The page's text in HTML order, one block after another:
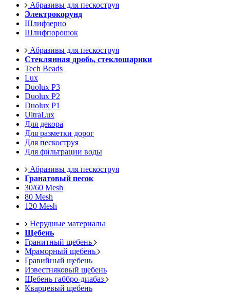
Абразивы для пескоструя
Электрокорунд
Шлифзерно
Шлифпорошок
Абразивы для пескоструя
Стеклянная дробь, стеклошарики
Tech Beads
Lux
Duolux P3
Duolux P2
Duolux P1
UltraLux
Для декора
Для разметки дорог
Для пескоструя
Для фильтрации воды
Абразивы для пескоструя
Гранатовый песок
30/60 Mesh
80 Mesh
120 Mesh
Нерудные материалы
Щебень
Гранитный щебень
Мраморный щебень
Гравийный щебень
Известняковый щебень
Щебень габбро-диабаз
Кварцевый щебень